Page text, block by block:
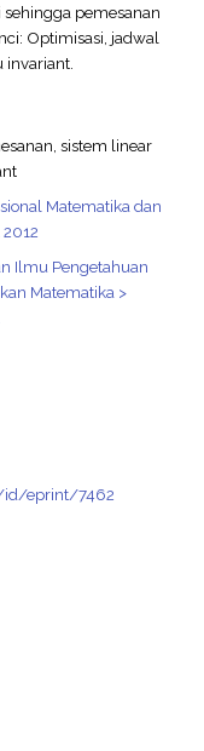
sehingga pemesanan
Optimisasi, jadwal
sistem linear
Matematika dan
Ilmu Pengetahuan
Matematika >
id/eprint/7462